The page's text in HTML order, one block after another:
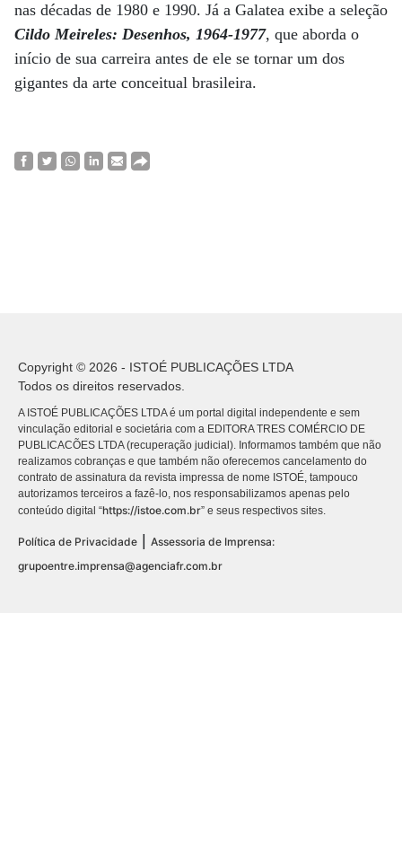
nas décadas de 1980 e 1990. Já a Galatea exibe a seleção
Cildo Meireles: Desenhos, 1964-1977, que aborda o
início de sua carreira antes de ele se tornar um dos
gigantes da arte conceitual brasileira.
Copyright © 2026 - ISTOÉ PUBLICAÇÕES LTDA
Todos os direitos reservados.
A ISTOÉ PUBLICAÇÕES LTDA é um portal digital independente e sem
vinculação editorial e societária com a EDITORA TRES COMÉRCIO DE
PUBLICACÕES LTDA (recuperação judicial). Informamos também que não
realizamos cobranças e que também não oferecemos cancelamento do
contrato de assinatura da revista impressa de nome ISTOÉ, tampouco
autorizamos terceiros a fazê-lo, nos responsabilizamos apenas pelo
conteúdo digital “https://istoe.com.br” e seus respectivos sites.
Política de Privacidade
Assessoria de Imprensa:
grupoentre.imprensa@agenciafr.com.br